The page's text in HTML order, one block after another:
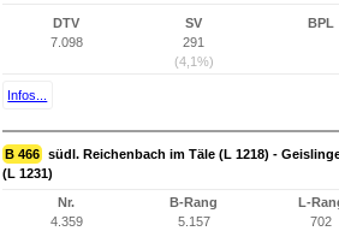
DTV
7.098
SV
291
(4,1%)
BPL
Infos...
B 466 südl. Reichenbach im Täle (L 1218) -
(L 1231)
Nr.
4.359
B-Rang
5.157
L-
702